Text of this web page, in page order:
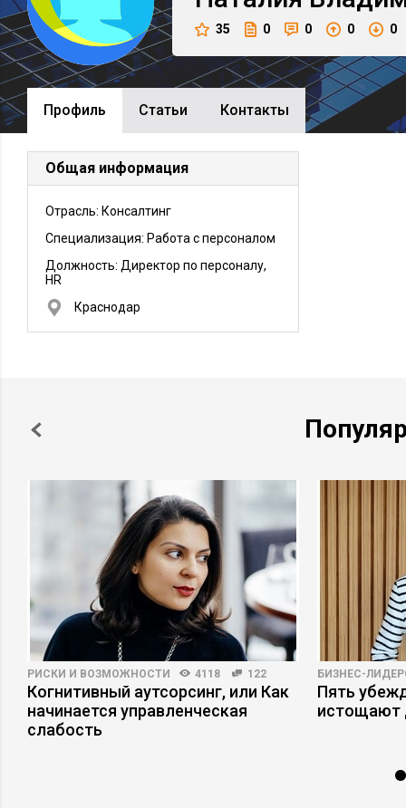
35 0 0 0 0
Профиль Cтатьи Контакты
Общая информация
Отрасль: Консалтинг
Специализация: Работа с персоналом
Должность: Директор по персоналу,
HR
Краснодар
РИСКИ И ВОЗМОЖНОСТИ 4118 122
Когнитивный аутсорсинг, или Как
начинается управленческая
слабость
БИЗНЕС-
Пять
истощают